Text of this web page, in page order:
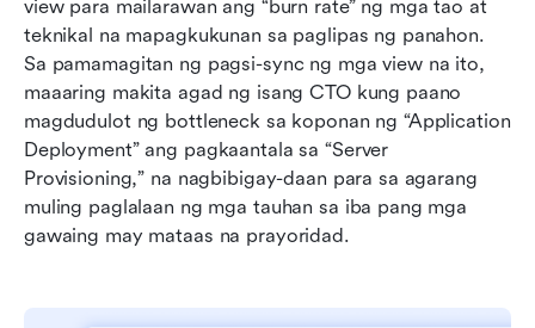
view para mailarawan ang “burn rate” ng mga tao at
teknikal na mapagkukunan sa paglipas ng panahon.
Sa pamamagitan ng pagsi-sync ng mga view na ito,
maaaring makita agad ng isang CTO kung paano
magdudulot ng bottleneck sa koponan ng “Application
Deployment” ang pagkaantala sa “Server
Provisioning,” na nagbibigay-daan para sa agarang
muling paglalaan ng mga tauhan sa iba pang mga
gawaing may mataas na prayoridad.